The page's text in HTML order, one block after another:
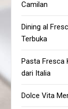
Camilan
Dining al
Terbuka
Pasta Fresca
dari Italia
Dolce Vita